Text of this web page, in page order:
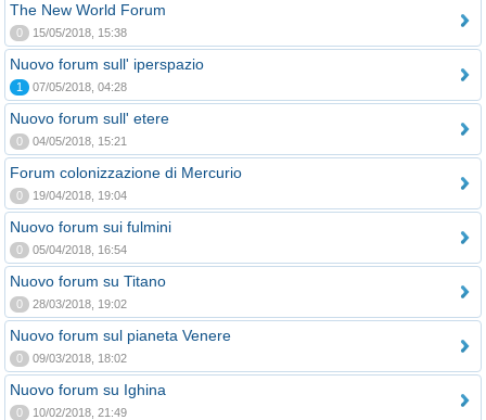
The New World Forum
0 15/05/2018, 15:38
Nuovo forum sull' iperspazio
1 07/05/2018, 04:28
Nuovo forum sull' etere
0 04/05/2018, 15:21
Forum colonizzazione di Mercurio
0 19/04/2018, 19:04
Nuovo forum sui fulmini
0 05/04/2018, 16:54
Nuovo forum su Titano
0 28/03/2018, 19:02
Nuovo forum sul pianeta Venere
0 09/03/2018, 18:02
Nuovo forum su Ighina
0 10/02/2018, 21:49